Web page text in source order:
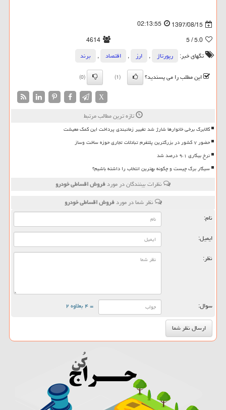
1397/08/15
02:13:55
5.0
/ 5
4614
تگهای خبر:
رپورتاژ , ارز , اقتصاد ,
برند
این مطلب را می پسندید؟
(1)
(0)
X
تازه ترین مطالب مرتبط
کالابرگ برخی خانوارها شارژ شد تغییر زمانبندی پرداخت این کمک معیشت
حضور ۷ کشور در بزرگترین پلتفرم تبادلات تجاری حوزه ساخت وساز
نرخ بیکاری ۹،۱ درصد شد
سیگار برگ چیست و چگونه بهترین انتخاب را داشته باشیم؟
نظرات بینندگان در موردفروش اقساطی خودرو
نظر شما در موردفروش اقساطی خودرو
نام:
ایمیل:
نظر:
سوال: = ۴ بعلاوه ۲